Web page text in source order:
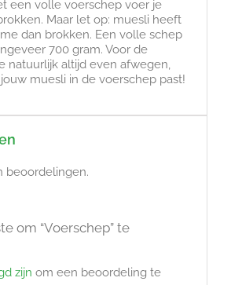
een volle voerschep voer je
Maar let op: muesli heeft
dan brokken. Een volle schep
700 gram. Voor de
natuurlijk altijd even afwegen,
muesli in de voerschep past!
beoordelingen.
om “Voerschep” te
zijn om een beoordeling te